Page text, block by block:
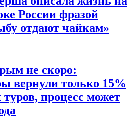
России фразой
отдают чайкам»
не скоро:
вернули только 15%
процесс может